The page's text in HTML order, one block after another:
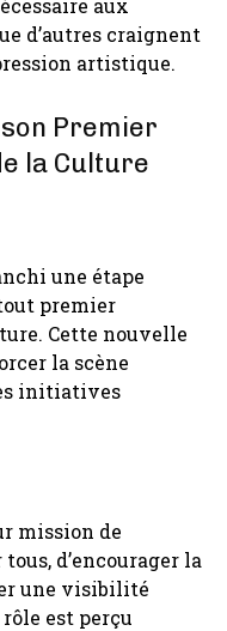
aux
d’autres craignent
artistique.
Premier
la Culture
une étape
premier
Cette nouvelle
la scène
initiatives
mission de
d’encourager la
une visibilité
est perçu